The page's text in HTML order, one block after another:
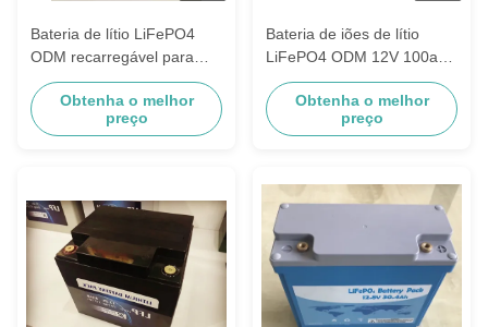
Bateria de lítio LiFePO4
ODM recarregável para
carrinho de golfe
Obtenha o melhor
preço
Bateria de iões de lítio
LiFePO4 ODM 12V 100ah
Com Certificados UL CE
Obtenha o melhor
preço